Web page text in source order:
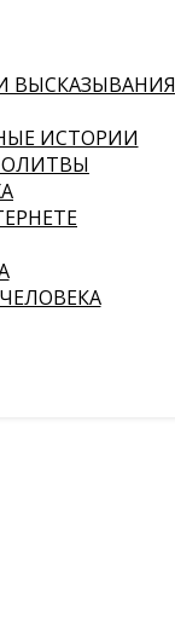
ВЫСКАЗЫВАНИЯ
ИСТОРИИ